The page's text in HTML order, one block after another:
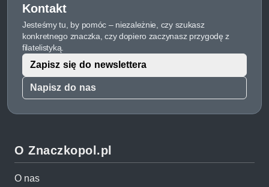
Kontakt
Jesteśmy tu, by pomóc – niezależnie, czy szukasz
konkretnego znaczka, czy dopiero zaczynasz przygodę z
filatelistyką.
Napisz do nas
Zapisz się do newslettera
O Znaczkopol.pl
O nas